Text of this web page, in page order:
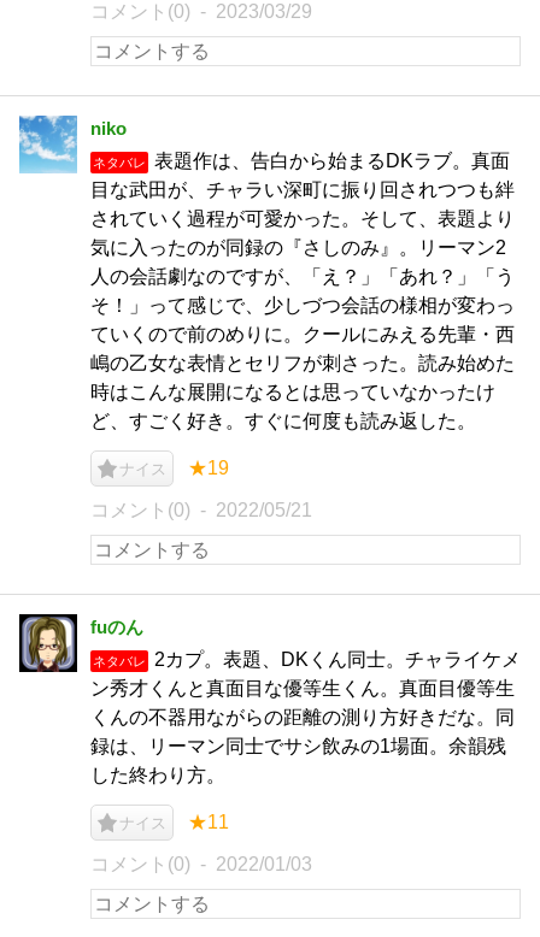
コメント(0) 2023/03/29
niko
ネタバレ
表題作は、告白から始まるDKラブ。真面
目な武田が、チャラい深町に振り回されつつも絆
されていく過程が可愛かった。そして、表題より
気に入ったのが同録の『さしのみ』。リーマン2
人の会話劇なのですが、「え？」「あれ？」「う
そ！」って感じで、少しづつ会話の様相が変わっ
ていくので前のめりに。クールにみえる先輩・西
嶋の乙女な表情とセリフが刺さった。読み始めた
時はこんな展開になるとは思っていなかったけ
ど、すごく好き。すぐに何度も読み返した。
ナイス ★19
コメント(0) 2022/05/21
fuのん
ネタバレ
2カプ。表題、DKくん同士。チャライケメ
ン秀才くんと真面目な優等生くん。真面目優等生
くんの不器用ながらの距離の測り方好きだな。同
録は、リーマン同士でサシ飲みの1場面。余韻残
した終わり方。
ナイス ★11
コメント(0) 2022/01/03